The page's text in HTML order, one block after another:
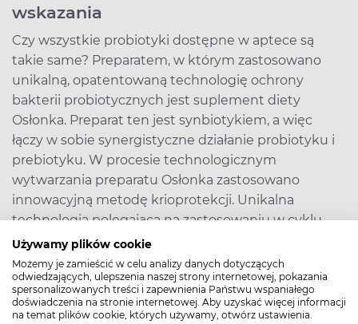
Używamy plików cookie
Możemy je zamieścić w celu analizy danych dotyczących
odwiedzających, ulepszenia naszej strony internetowej, pokazania
spersonalizowanych treści i zapewnienia Państwu wspaniałego
doświadczenia na stronie internetowej. Aby uzyskać więcej informacji
na temat plików cookie, których używamy, otwórz ustawienia.
wskazania
Czy wszystkie probiotyki dostępne w aptece są
takie same? Preparatem, w którym zastosowano
unikalną, opatentowaną technologię ochrony
bakterii probiotycznych jest suplement diety
Osłonka. Preparat ten jest synbiotykiem, a więc
łączy w sobie synergistyczne działanie probiotyku i
prebiotyku. W procesie technologicznym
wytwarzania preparatu Osłonka zastosowano
innowacyjną metodę krioprotekcji. Unikalna
technologia polegająca na zastosowaniu w cyklu
produkcji bardzo niskich temperatur przy
zabezpiecza bakterie probiotyczne przed
niszczącym działaniem soku żołądkowego i żółci. W
praktyce, oznacza to wyjątkowo wysoką aktywność
biologiczną i żywotność dobroczynnych bakterii w